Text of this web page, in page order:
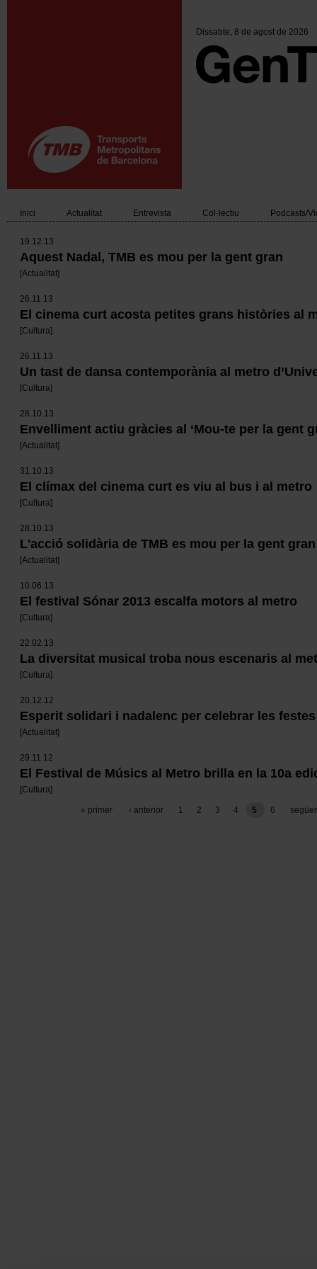
Dissabte, 8 de agost de 2026
Main
navigation
Inici Actualitat Entrevista Col·lectiu Podcasts/
19.12.13
Aquest Nadal, TMB es mou per la gent gran
[Actualitat]
26.11.13
El cinema curt acosta petites grans històries al
[Cultura]
26.11.13
Un tast de dansa contemporània al metro
[Cultura]
28.10.13
Envelliment actiu gràcies al ‘Mou-te per la gent
[Actualitat]
31.10.13
El clímax del cinema curt es viu al bus i al metro
[Cultura]
28.10.13
L'acció solidària de TMB es mou per la gent gran
[Actualitat]
10.06.13
El festival Sónar 2013 escalfa motors al metro
[Cultura]
22.02.13
La diversitat musical troba nous escenaris al
[Cultura]
20.12.12
Esperit solidari i nadalenc per celebrar les festes
[Actualitat]
29.11.12
El Festival de Músics al Metro brilla en la 10a
[Cultura]
Paginacióprimera
« primer
pàgina
‹ anterior pàgina
1 pàgina
2 pàgina
3 pàgina
4 5 pàgina
6
pàgina